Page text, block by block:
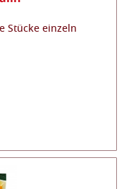
Stücke einzeln